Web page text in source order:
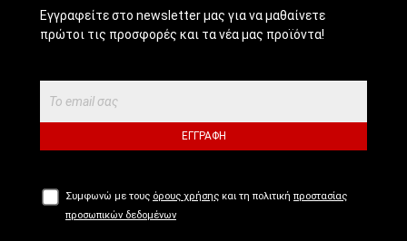
Εγγραφείτε στο newsletter μας για να μαθαίνετε
πρώτοι τις προσφορές και τα νέα μας προϊόντα!
ΕΓΓΡΑΦΉ
Συμφωνώ με τους όρους χρήσης και τη πολιτική προστασίας
προσωπικών δεδομένων